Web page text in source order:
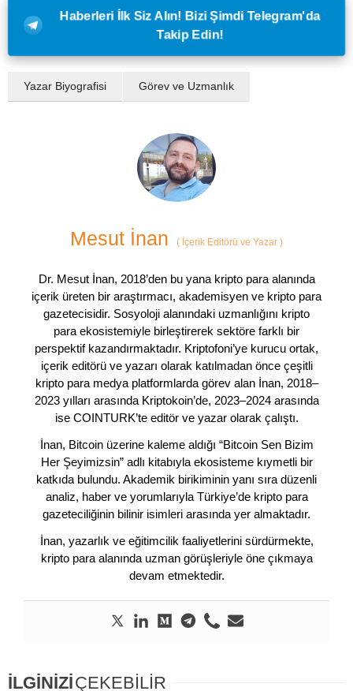
Haberleri İlk Siz Alın! Bizi Şimdi Telegram'da
Takip Edin!
Yazar Biyografisi Görev ve Uzmanlık
Mesut İnan ( İçerik Editörü ve Yazar )
Dr. Mesut İnan, 2018’den bu yana kripto para alanında
içerik üreten bir araştırmacı, akademisyen ve kripto para
gazetecisidir. Sosyoloji alanındaki uzmanlığını kripto
para ekosistemiyle birleştirerek sektöre farklı bir
perspektif kazandırmaktadır. Kriptofoni’ye kurucu ortak,
içerik editörü ve yazarı olarak katılmadan önce çeşitli
kripto para medya platformlarda görev alan İnan, 2018–
2023 yılları arasında Kriptokoin’de, 2023–2024 arasında
ise COINTURK’te editör ve yazar olarak çalıştı.
İnan, Bitcoin üzerine kaleme aldığı “Bitcoin Sen Bizim
Her Şeyimizsin” adlı kitabıyla ekosisteme kıymetli bir
katkıda bulundu. Akademik birikiminin yanı sıra düzenli
analiz, haber ve yorumlarıyla Türkiye’de kripto para
gazeteciliğinin bilinir isimleri arasında yer almaktadır.
İnan, yazarlık ve eğitimcilik faaliyetlerini sürdürmekte,
kripto para alanında uzman görüşleriyle öne çıkmaya
devam etmektedir.
İLGİNİZİÇEKEBİLİR